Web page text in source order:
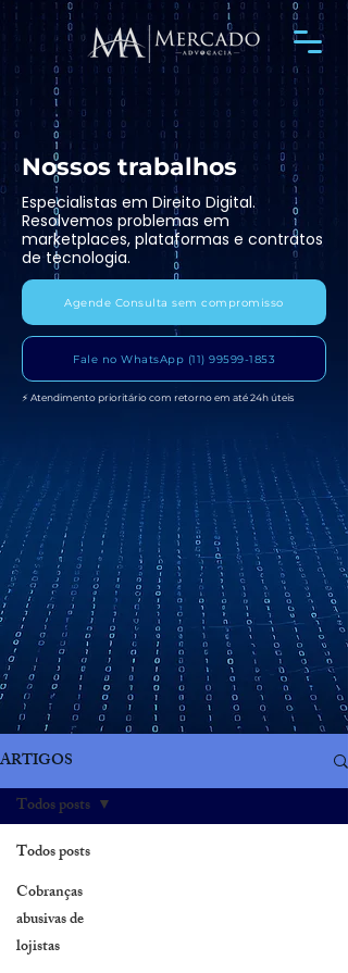
Nossos trabalhos
Especialistas em Direito Digital.
Resolvemos problemas em
marketplaces, plataformas e contratos
de tecnologia.
Agende Consulta sem compromisso
Fale no WhatsApp (11) 99599-1853
⚡ Atendimento prioritário com retorno em até 24h úteis
ARTIGOS
Todos posts
Cobranças
abusivas de
lojistas
Todos posts